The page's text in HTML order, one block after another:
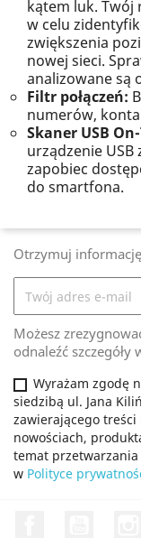
kątem luk.
w celu
zwiększenia
nowej sieci.
analizowane są
Filtr połączeń:
numerów,
Skaner USB
urządzenie
zapobiec
do smartfona.
Otrzymuj
Możesz
odnaleźć
Wyrażam zgodę
siedzibą ul. Jana
zawierającego
nowościach,
temat
w Polityce